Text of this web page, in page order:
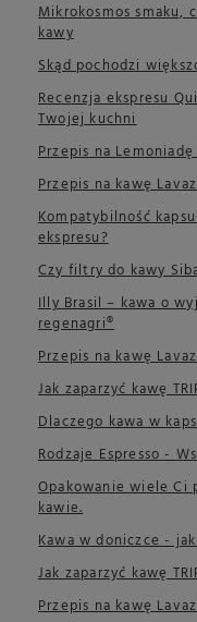
Mikrokosmos smaku,
kawy
Skąd pochodzi
Recenzja ekspresu
Twojej kuchni
Przepis na
Przepis na kawę
Kompatybilność
ekspresu?
Czy filtry do kawy
Illy Brasil – kawa o
regenagri®
Przepis na kawę
Jak zaparzyć kawę
Dlaczego kawa w
Rodzaje Espresso -
Opakowanie wiele Ci
kawie.
Kawa w doniczce -
Jak zaparzyć kawę
Przepis na kawę